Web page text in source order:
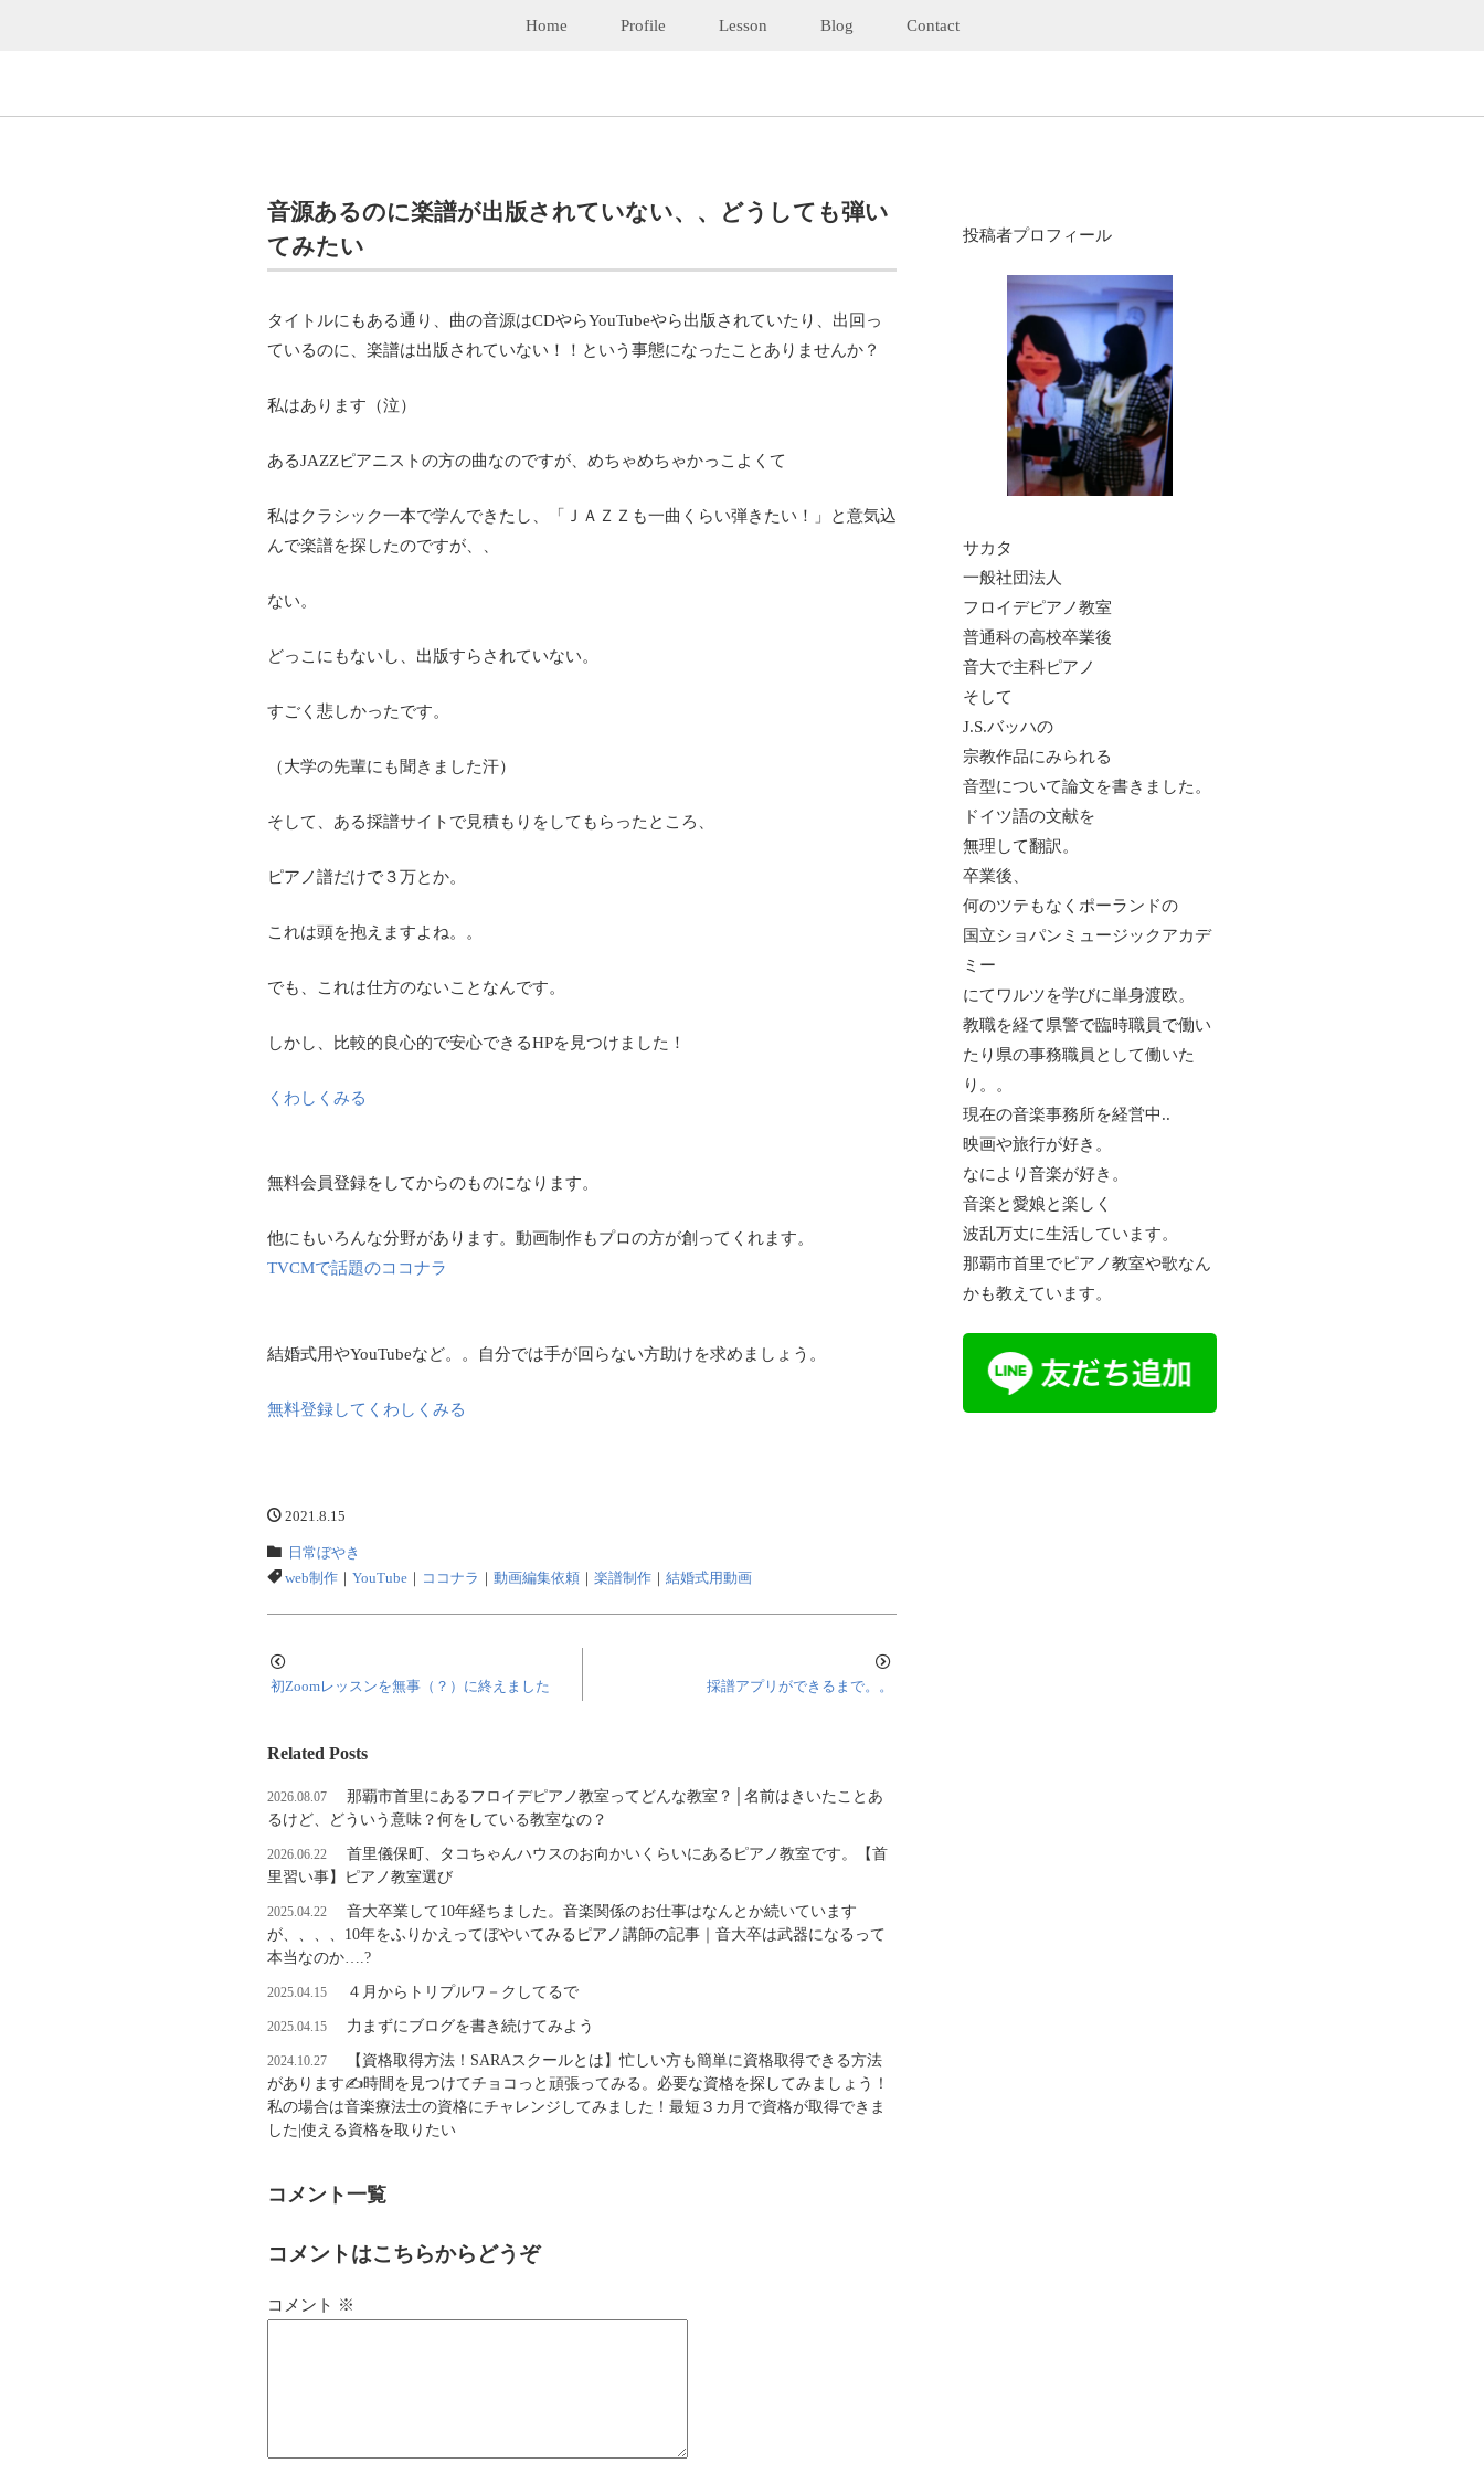
Home Profile Lesson Blog Contact
音源あるのに楽譜が出版されていない、、どうしても弾い
てみたい
タイトルにもある通り、曲の音源はCDやらYouTubeやら出版されていたり、出回っ
ているのに、楽譜は出版されていない！！という事態になったことありませんか？
私はあります（泣）
あるJAZZピアニストの方の曲なのですが、めちゃめちゃかっこよくて
私はクラシック一本で学んできたし、「ＪＡＺＺも一曲くらい弾きたい！」と意気込
んで楽譜を探したのですが、、
ない。
どっこにもないし、出版すらされていない。
すごく悲しかったです。
（大学の先輩にも聞きました汗）
そして、ある採譜サイトで見積もりをしてもらったところ、
ピアノ譜だけで３万とか。
これは頭を抱えますよね。。
でも、これは仕方のないことなんです。
しかし、比較的良心的で安心できるHPを見つけました！
くわしくみる
無料会員登録をしてからのものになります。
他にもいろんな分野があります。動画制作もプロの方が創ってくれます。
TVCMで話題のココナラ
結婚式用やYouTubeなど。。自分では手が回らない方助けを求めましょう。
無料登録してくわしくみる
2021.8.15
日常ぼやき
web制作 ｜ YouTube ｜ ココナラ ｜ 動画編集依頼 ｜ 楽譜制作 ｜ 結婚式用動画
初Zoomレッスンを無事（？）に終えました 採譜アプリができるまで。。
Related Posts
2026.08.07
那覇市首里にあるフロイデピアノ教室ってどんな教室？│名前はきいたことあ
るけど、どういう意味？何をしている教室なの？
2026.06.22
首里儀保町、タコちゃんハウスのお向かいくらいにあるピアノ教室です。【首
里習い事】ピアノ教室選び
2025.04.22
音大卒業して10年経ちました。音楽関係のお仕事はなんとか続いています
が、、、、10年をふりかえってぼやいてみるピアノ講師の記事｜音大卒は武器になるって
本当なのか….?
2025.04.15 ４月からトリプルワ－クしてるで
2025.04.15 力まずにブログを書き続けてみよう
2024.10.27
【資格取得方法！SARAスクールとは】忙しい方も簡単に資格取得できる方法
があります✍時間を見つけてチョコっと頑張ってみる。必要な資格を探してみましょう！
私の場合は音楽療法士の資格にチャレンジしてみました！最短３カ月で資格が取得できま
した|使える資格を取りたい
コメント一覧
コメントはこちらからどうぞ
コメント ※
投稿者プロフィール
サカタ
一般社団法人
フロイデピアノ教室
普通科の高校卒業後
音大で主科ピアノ
そして
J.S.バッハの
宗教作品にみられる
音型について論文を書きました。
ドイツ語の文献を
無理して翻訳。
卒業後、
何のツテもなくポーランドの
国立ショパンミュージックアカデ
ミー
にてワルツを学びに単身渡欧。
教職を経て県警で臨時職員で働い
たり県の事務職員として働いた
り。。
現在の音楽事務所を経営中..
映画や旅行が好き。
なにより音楽が好き。
音楽と愛娘と楽しく
波乱万丈に生活しています。
那覇市首里でピアノ教室や歌なん
かも教えています。